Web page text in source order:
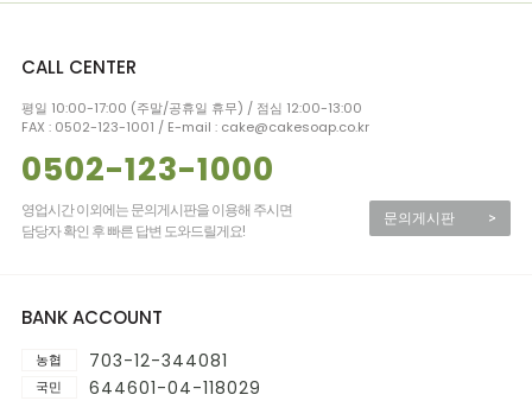
CALL CENTER
평일 10:00-17:00 (주말/공휴일 휴무) / 점심 12:00-13:00
FAX : 0502-123-1001 / E-mail : cake@cakesoap.co.kr
0502-123-1000
영업시간 이외에는 문의게시판을 이용해 주시면
담당자 확인 후 빠른 답변 도와드릴게요!
문의게시판 >
BANK ACCOUNT
농협 703-12-344081
국민 644601-04-118029